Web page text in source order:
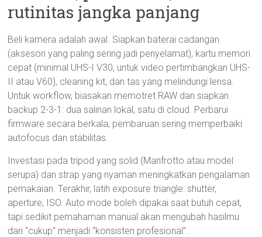
rutinitas jangka panjang
Beli kamera adalah awal. Siapkan baterai cadangan
(aksesori yang paling sering jadi penyelamat), kartu memori
cepat (minimal UHS-I V30, untuk video pertimbangkan UHS-
II atau V60), cleaning kit, dan tas yang melindungi lensa.
Untuk workflow, biasakan memotret RAW dan siapkan
backup 2-3-1: dua salinan lokal, satu di cloud. Perbarui
firmware secara berkala; pembaruan sering memperbaiki
autofocus dan stabilitas.
Investasi pada tripod yang solid (Manfrotto atau model
serupa) dan strap yang nyaman meningkatkan pengalaman
pemakaian. Terakhir, latih exposure triangle: shutter,
aperture, ISO. Auto mode boleh dipakai saat butuh cepat,
tapi sedikit pemahaman manual akan mengubah hasilmu
dari “cukup” menjadi “konsisten profesional”.